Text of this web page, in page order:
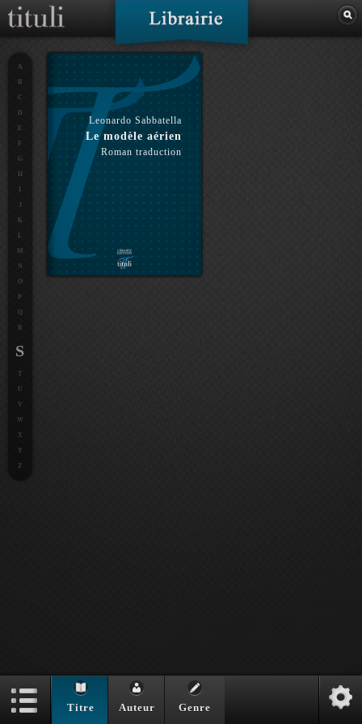
Leonardo Sabbatella
Le modèle aérien
Roman traduction
A
B
C
D
E
F
G
H
J
K
L
M
N
O
P
Q
R
S
T
U
V
W
X
Y
Z
Titre Auteur Genre